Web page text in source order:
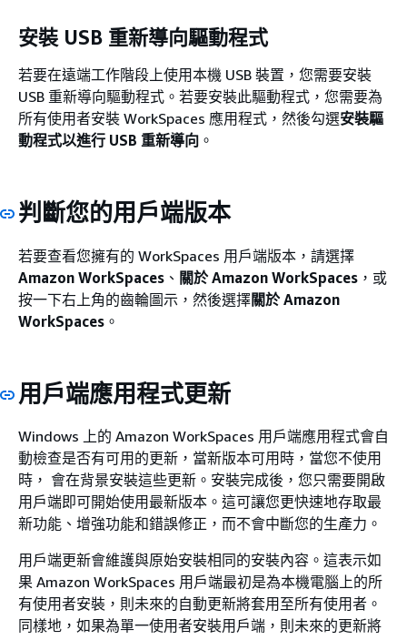
安裝 USB 重新導向驅動程式
若要在遠端工作階段上使用本機 USB 裝置，您需要安裝
USB 重新導向驅動程式。若要安裝此驅動程式，您需要為
所有使用者安裝 WorkSpaces 應用程式，然後勾選安裝驅
動程式以進行 USB 重新導向 。
判斷您的用戶端版本
若要查看您擁有的 WorkSpaces 用戶端版本，請選擇
Amazon WorkSpaces 、 關於 Amazon WorkSpaces ，或
按一下右上角的齒輪圖示，然後選擇關於 Amazon
WorkSpaces 。
用戶端應用程式更新
Windows 上的 Amazon WorkSpaces 用戶端應用程式會自
動檢查是否有可用的更新，當新版本可用時，當您不使用
時， 會在背景安裝這些更新。安裝完成後，您只需要開啟
用戶端即可開始使用最新版本。這可讓您更快速地存取最
新功能、增強功能和錯誤修正，而不會中斷您的生產力。
用戶端更新會維護與原始安裝相同的安裝內容。這表示如
果 Amazon WorkSpaces 用戶端最初是為本機電腦上的所
有使用者安裝，則未來的自動更新將套用至所有使用者。
同樣地，如果為單一使用者安裝用戶端，則未來的更新將